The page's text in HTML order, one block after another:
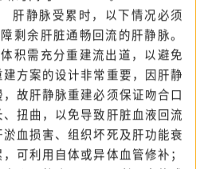
标病灶后再行受累门静脉段的重
断时间可>90 min。
脉受累时，以下情况必须
剩余肝脏通畅回流的肝静脉。
积需充分重建流出道，以避免
方案的设计非常重要，因肝静
故肝静脉重建必须保证吻合口
扭曲，以免导致肝脏血液回流